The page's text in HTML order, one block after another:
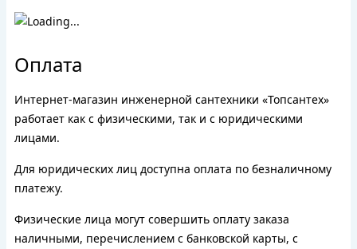
Оплата
Интернет-магазин инженерной сантехники «Топсантех»
работает как с физическими, так и с юридическими
лицами.
Для юридических лиц доступна оплата по безналичному
платежу.
Физические лица могут совершить оплату заказа
наличными, перечислением с банковской карты, с